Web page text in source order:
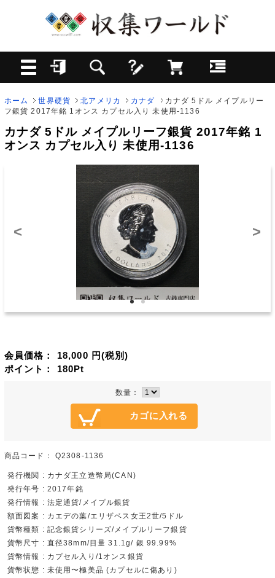
ホーム 世界硬貨 北アメリカ カナダ
カナダ 5ドル メイプルリー
フ銀貨 2017年銘 1オンス カプセル入り 未使用-1136
カナダ 5ドル メイプルリーフ銀貨 2017年銘 1
オンス カプセル入り 未使用-1136
< >
会員価格： 18,000 円(税別)
ポイント： 180Pt
数量：
商品コード： Q2308-1136
発行機関 : カナダ王立造幣局(CAN)
発行年号 : 2017年銘
発行情報 : 法定通貨/メイプル銀貨
額面図案 : カエデの葉/エリザベス女王2世/5ドル
貨幣種類 : 記念銀貨シリーズ/メイプルリーフ銀貨
貨幣尺寸 : 直径38mm/目量 31.1g/ 銀 99.99%
貨幣情報 : カプセル入り/1オンス銀貨
貨幣状態 : 未使用〜極美品 (カプセルに傷あり)